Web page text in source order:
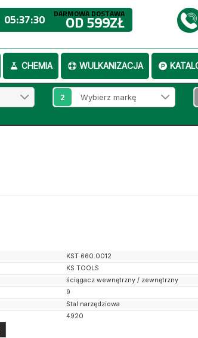
05:37:30 DARMOWA DOSTAWA
OD 599ZŁ
CHEMIA WULKANIZACJA
2
KST 660.0012
KS TOOLS
ściągacz wewnętrzny / zewnętrzny
9
Stal narzędziowa
4920